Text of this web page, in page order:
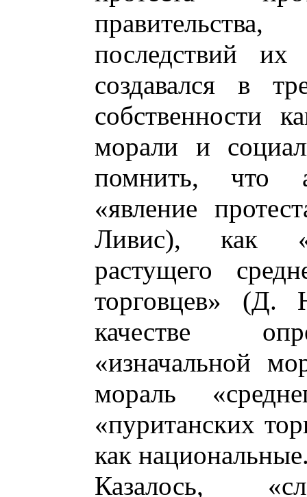
последствий
создавался в
собственности
морали и
помнить, что
«явление
Ливис), как
растущего
торговцев» (Д.
качестве
«изначальной
мораль
«пуританских
как
Казалось,